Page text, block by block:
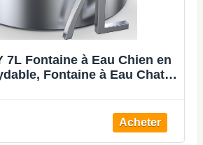
7L Fontaine à Eau Chien en
Fontaine à Eau Chat